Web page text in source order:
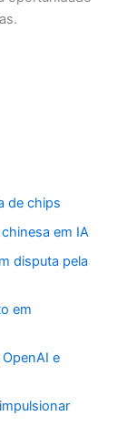
de chips
em IA
disputa pela
em
e